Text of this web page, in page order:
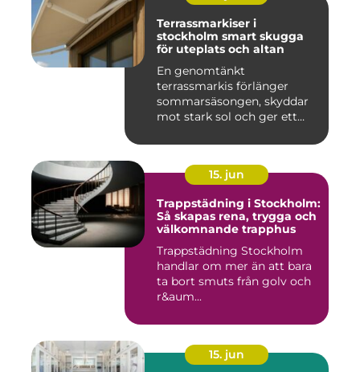
Terrassmarkiser i
stockholm smart skugga
för uteplats och altan
En genomtänkt
terrassmarkis förlänger
sommarsäsongen, skyddar
mot stark sol och ger ett
15. jun
Trappstädning i Stockholm:
Så skapas rena, trygga och
välkomnande trapphus
Trappstädning Stockholm
handlar om mer än att bara
ta bort smuts från golv och
r&aum...
15. jun